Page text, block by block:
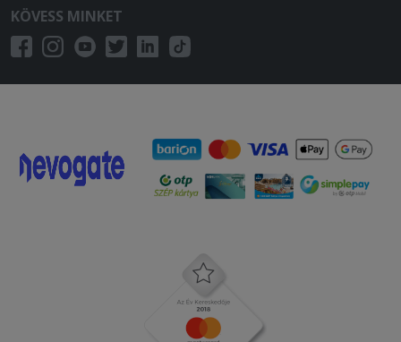
2025-10-04 - Marianna:
Az étel finom volt. Egy hibája, hogy már
kihűlt, mire ideért.
2025-07-27 - Hightower:
80 perc alatt ért ki alig langyosan, ez
egy kis varos.. hat nem kell a futarnak a
Szállítási idő több mint másfél óra volt,
KÖVESS MINKET